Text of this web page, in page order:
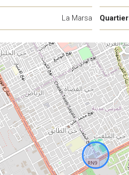
La Marsa Quartier